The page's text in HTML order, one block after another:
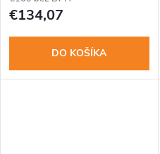
€134,07
DO KOŠÍKA